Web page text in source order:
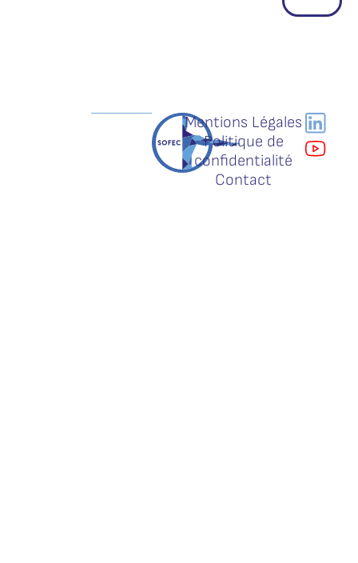
Mentions Légales
Politique de
confidentialité
Contact